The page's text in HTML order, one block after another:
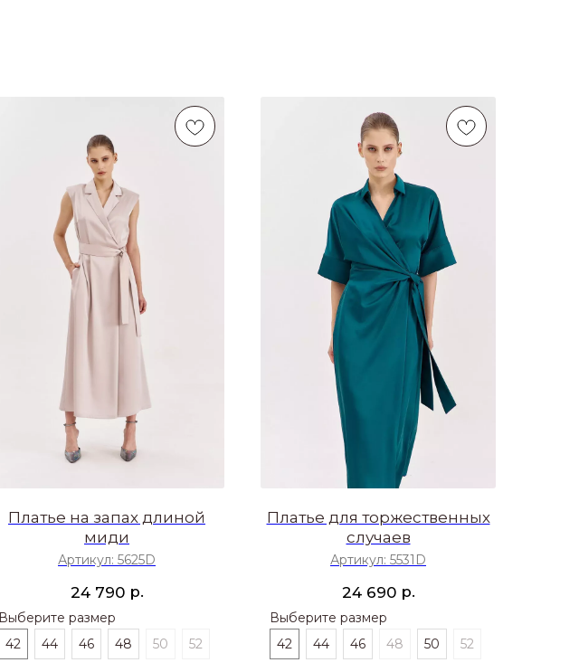
Платье на запах длиной
миди
Артикул: 5625D
24 790 р.
Выберите размер
42
44 46 48 50 52
Платье для торжественных
случаев
Артикул: 5531D
24 690 р.
Выберите размер
42
44 46 48 50 52